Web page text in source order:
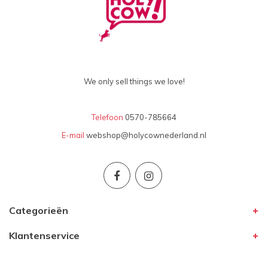
We only sell things we love!
Telefoon 0570-785664
E-mail webshop@holycownederland.nl
Categorieën
Klantenservice